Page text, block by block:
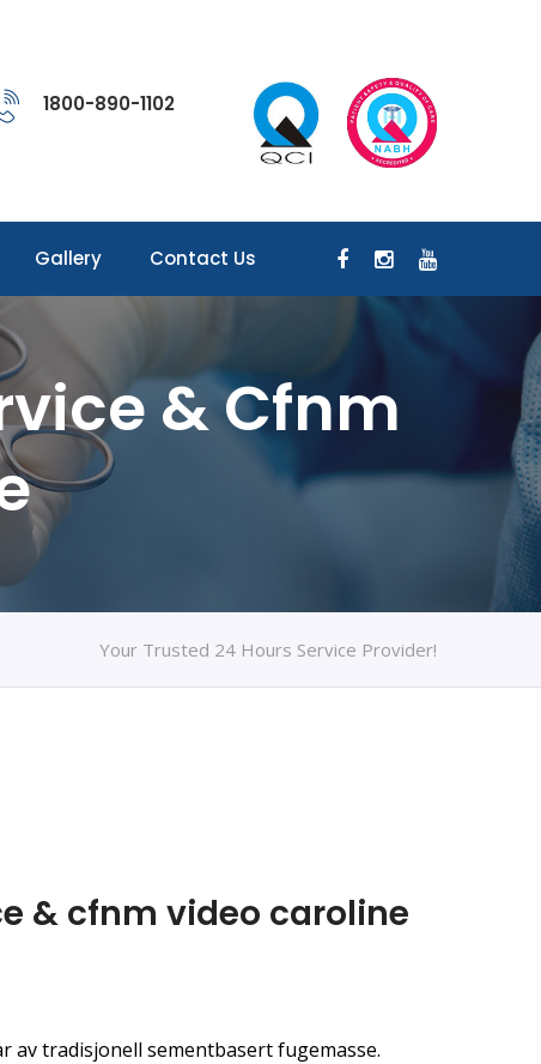
1800-890-1102
Gallery Contact Us
& Cfnm
Your Trusted 24 Hours Service Provider!
& cfnm video caroline
av tradisjonell sementbasert fugemasse.